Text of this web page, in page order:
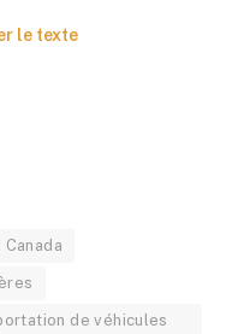
le texte
de véhicules